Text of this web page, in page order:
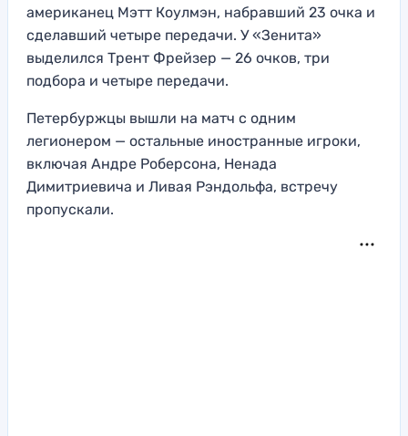
американец Мэтт Коулмэн, набравший 23 очка и
сделавший четыре передачи. У «Зенита»
выделился Трент Фрейзер — 26 очков, три
подбора и четыре передачи.
Петербуржцы вышли на матч с одним
легионером — остальные иностранные игроки,
включая Андре Роберсона, Ненада
Димитриевича и Ливая Рэндольфа, встречу
пропускали.